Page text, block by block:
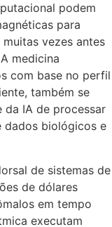
podem
para
vezes antes
medicina
com base no perfil
também se
da IA de processar
dados biológicos e
de sistemas de
de dólares
em tempo
executam